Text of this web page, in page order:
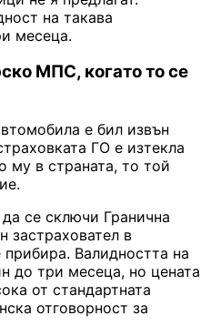
на такава
месеца.
МПС, когато то се
е бил извън
ГО е изтекла
му в страната, то той
се сключи Гранична
застраховател в
Валидността на
до три месеца, но цената
от стандартната
отговорност за